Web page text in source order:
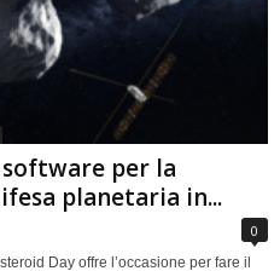
per la
planetaria in...
0
Day offre l’occasione per fare il